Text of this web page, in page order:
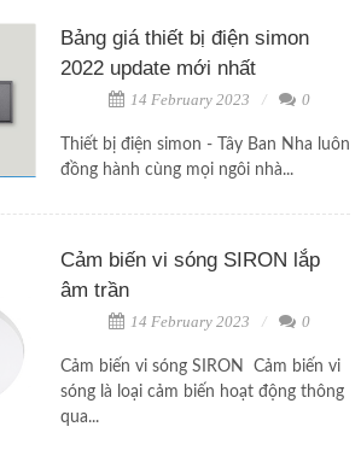
Bảng giá thiết bị điện simon
2022 update mới nhất
14 February 2023 0
Thiết bị điện simon - Tây Ban Nha luôn
đồng hành cùng mọi ngôi nhà...
Cảm biến vi sóng SIRON lắp
âm trần
14 February 2023 0
Cảm biến vi sóng SIRON Cảm biến vi
sóng là loại cảm biến hoạt động thông
qua...